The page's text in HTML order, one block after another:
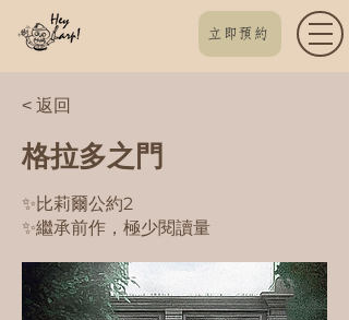
立即預約
< 返回
格拉多之門
✨比莉爾公約2
✨繼承前作，極少閱讀量